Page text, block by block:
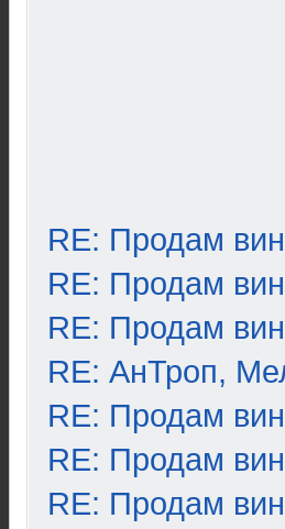
RE: Продам
RE: Продам
RE: Продам
RE: АнТроп,
RE: Продам
RE: Продам
RE: Продам